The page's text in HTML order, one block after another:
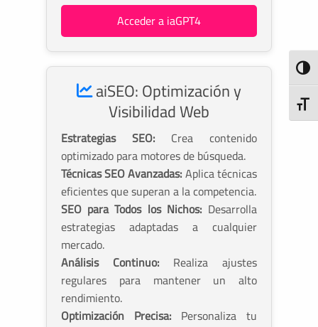
Acceder a iaGPT4
aiSEO: Optimización y
Visibilidad Web
Estrategias SEO: Crea contenido
optimizado para motores de búsqueda.
Técnicas SEO Avanzadas:Aplica técnicas
eficientes que superan a la competencia.
SEO para Todos los Nichos: Desarrolla
estrategias adaptadas a cualquier
mercado.
Análisis Continuo: Realiza ajustes
regulares para mantener un alto
rendimiento.
Optimización Precisa: Personaliza tu